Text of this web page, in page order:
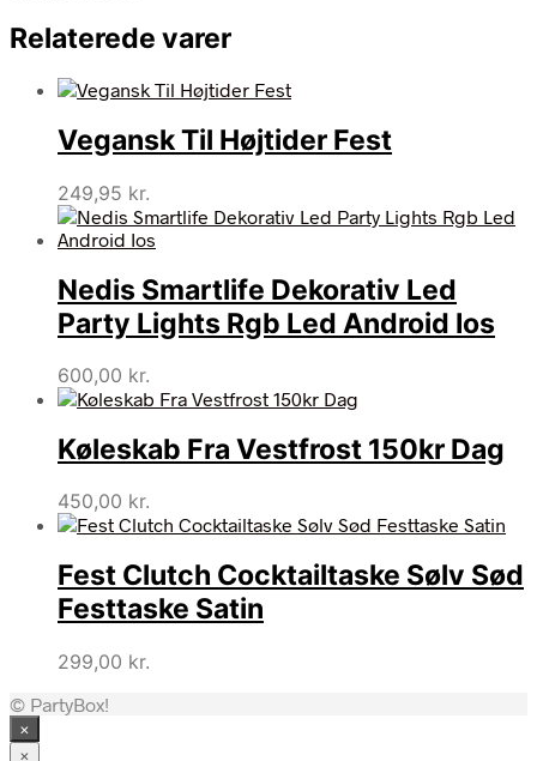
Relaterede varer
Vegansk Til Højtider Fest
249,95 kr.
Nedis Smartlife Dekorativ Led
Party Lights Rgb Led Android Ios
600,00 kr.
Køleskab Fra Vestfrost 150kr Dag
450,00 kr.
Fest Clutch Cocktailtaske Sølv Sød
Festtaske Satin
299,00 kr.
© PartyBox!
×
×